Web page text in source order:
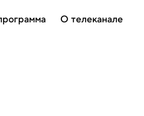
О телеканале